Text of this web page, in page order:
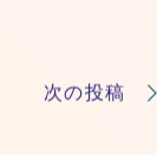
次の投稿